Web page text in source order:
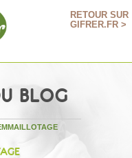
RETOUR SUR
GIFRER.FR >
BLOG